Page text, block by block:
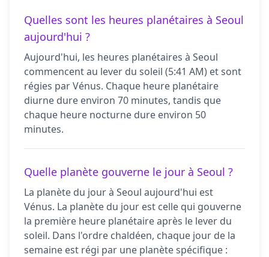
Quelles sont les heures planétaires à Seoul
aujourd'hui ?
Aujourd'hui, les heures planétaires à Seoul
commencent au lever du soleil (5:41 AM) et sont
régies par Vénus. Chaque heure planétaire
diurne dure environ 70 minutes, tandis que
chaque heure nocturne dure environ 50
minutes.
Quelle planète gouverne le jour à Seoul ?
La planète du jour à Seoul aujourd'hui est
Vénus. La planète du jour est celle qui gouverne
la première heure planétaire après le lever du
soleil. Dans l'ordre chaldéen, chaque jour de la
semaine est régi par une planète spécifique :